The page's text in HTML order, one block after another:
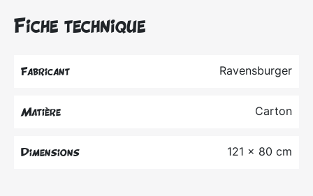
Fiche technique
Fabricant Ravensburger
Matière Carton
Dimensions 121 x 80 cm